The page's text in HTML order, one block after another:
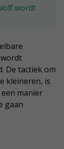
wordt
De tactiek om
kleineren, is
manier
gaan